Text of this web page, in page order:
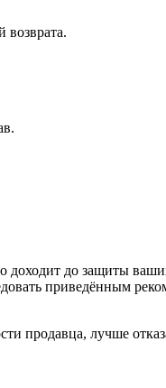
возврата.
доходит до защиты
приведённым
продавца, лучше